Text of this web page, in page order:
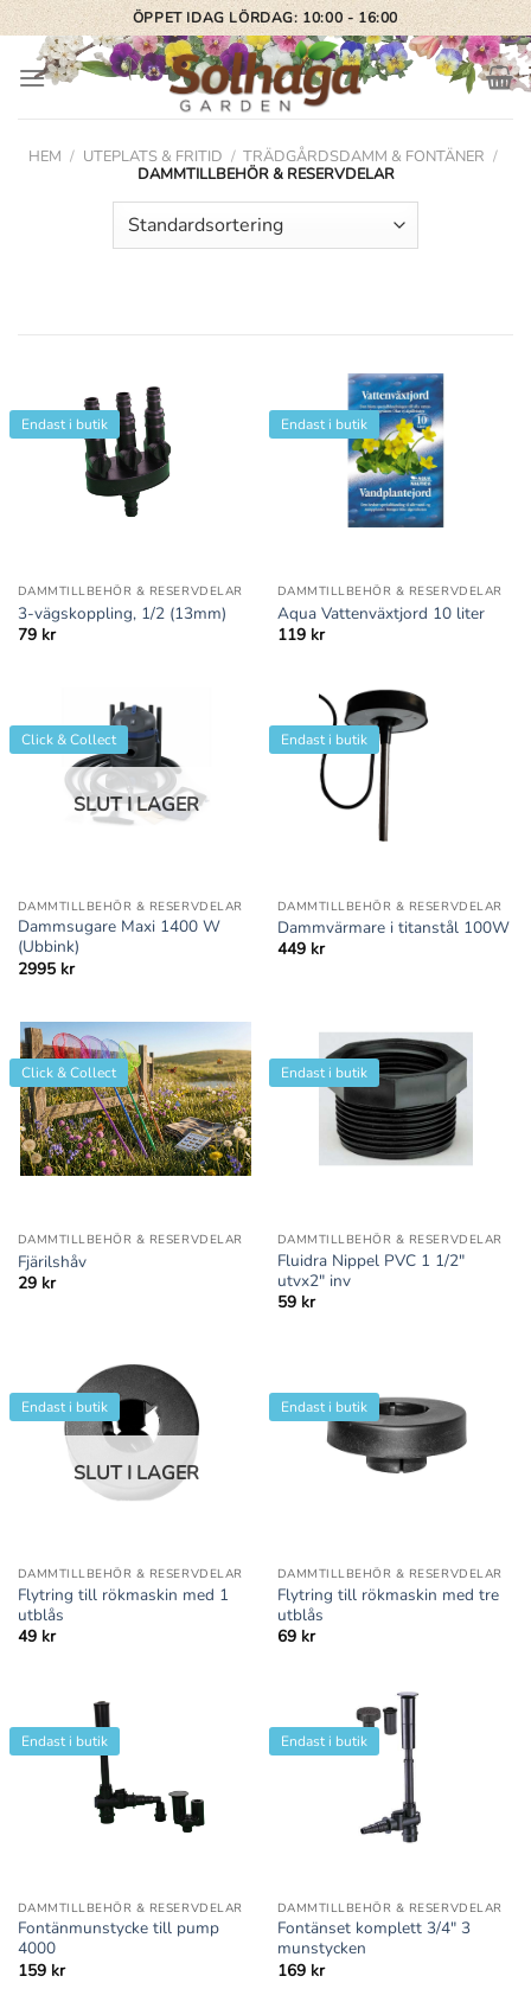
Skip
to
content
ÖPPET IDAG LÖRDAG: 10:00 - 16:00
HEM / UTEPLATS & FRITID / TRÄDGÅRDSDAMM & FONTÄNER /
DAMMTILLBEHÖR & RESERVDELAR
Endast i butik
DAMMTILLBEHÖR & RESERVDELAR
3-vägskoppling, 1/2 (13mm)
79 kr
Endast i butik
DAMMTILLBEHÖR & RESERVDELAR
Aqua Vattenväxtjord 10 liter
119 kr
Click & Collect
SLUT I LAGER
DAMMTILLBEHÖR & RESERVDELAR
Dammsugare Maxi 1400 W
(Ubbink)
2995 kr
Endast i butik
DAMMTILLBEHÖR & RESERVDELAR
Dammvärmare i titanstål 100W
449 kr
Click & Collect
DAMMTILLBEHÖR & RESERVDELAR
Fjärilshåv
29 kr
Endast i butik
DAMMTILLBEHÖR & RESERVDELAR
Fluidra Nippel PVC 1 1/2″
utvx2″ inv
59 kr
Endast i butik
SLUT I LAGER
DAMMTILLBEHÖR & RESERVDELAR
Flytring till rökmaskin med 1
utblås
49 kr
Endast i butik
DAMMTILLBEHÖR & RESERVDELAR
Flytring till rökmaskin med tre
utblås
69 kr
Endast i butik
DAMMTILLBEHÖR & RESERVDELAR
Fontänmunstycke till pump
4000
159 kr
Endast i butik
DAMMTILLBEHÖR & RESERVDELAR
Fontänset komplett 3/4″ 3
munstycken
169 kr